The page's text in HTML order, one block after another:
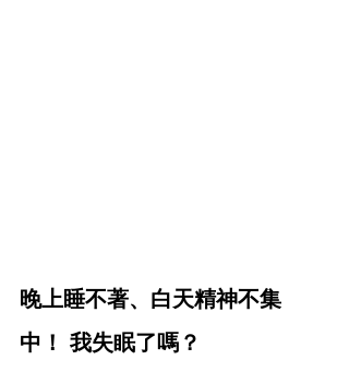
晚上睡不著、白天精神不集
中！ 我失眠了嗎？